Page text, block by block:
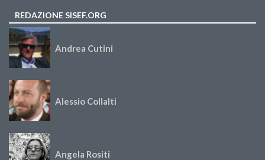
REDAZIONE SISEF.ORG
Andrea Cutini
Alessio Collalti
Angela Rositi